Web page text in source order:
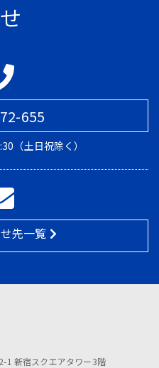
655
（土日祝除く）
先一覧
新宿スクエアタワー3階